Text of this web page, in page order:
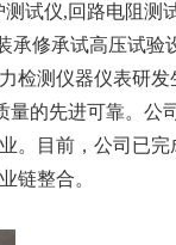
测试仪,回路电阻测
承修承试高压试验
检测仪器仪表研发
量的先进可靠。公
。目前，公司已完
链整合。